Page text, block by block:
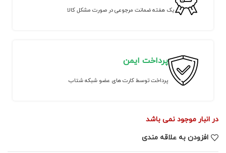
یک هفته ضمانت مرجوعی در صورت مشکل کالا
پرداخت ایمن
پرداخت توسط کارت های عضو شبکه شتاب
در انبار موجود نمی باشد
افزودن به علاقه مندی